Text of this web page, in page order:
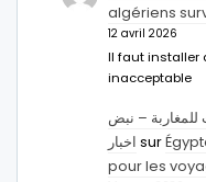
algériens
12 avril 2026
Il faut installer
inacceptable
– نبض
اخبار sur
pour les